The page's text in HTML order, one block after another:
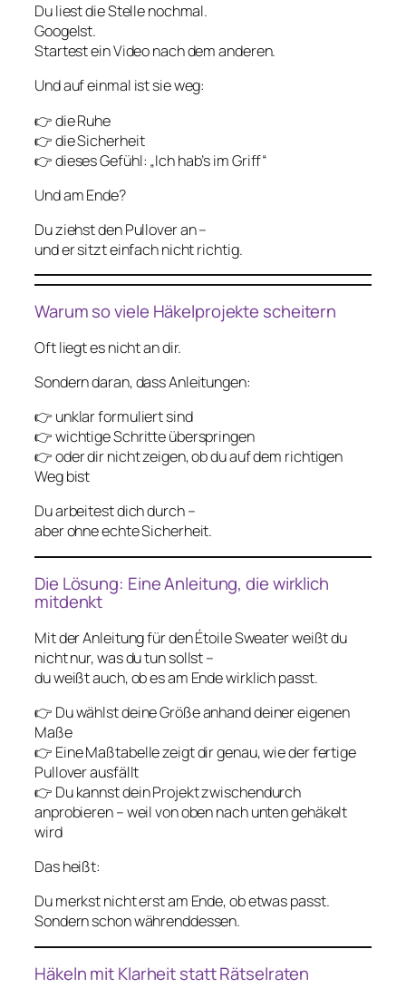
Du liest die Stelle nochmal.
Googelst.
Startest ein Video nach dem anderen.
Und auf einmal ist sie weg:
👉 die Ruhe
👉 die Sicherheit
👉 dieses Gefühl: „Ich hab’s im Griff“
Und am Ende?
Du ziehst den Pullover an –
und er sitzt einfach nicht richtig.
Warum so viele Häkelprojekte scheitern
Oft liegt es nicht an dir.
Sondern daran, dass Anleitungen:
👉 unklar formuliert sind
👉 wichtige Schritte überspringen
👉 oder dir nicht zeigen, ob du auf dem richtigen
Weg bist
Du arbeitest dich durch –
aber ohne echte Sicherheit.
Die Lösung: Eine Anleitung, die wirklich
mitdenkt
Mit der Anleitung für den Étoile Sweater weißt du
nicht nur,wasdu tun sollst –
du weißt auch, ob es am Ende wirklich passt.
👉 Du wählst deine Größe anhand deiner eigenen
Maße
👉 Eine Maßtabelle zeigt dir genau, wie der fertige
Pullover ausfällt
👉 Du kannst dein Projekt zwischendurch
anprobieren – weil von oben nach unten gehäkelt
wird
Das heißt:
Du merkst nicht erst am Ende, ob etwas passt.
Sondern schon währenddessen.
Häkeln mit Klarheit statt Rätselraten